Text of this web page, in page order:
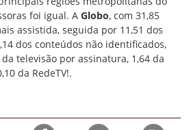
foi igual. A Globo, com 31,85
assistida, seguida por 11,51 dos
dos conteúdos não identificados,
da televisão por assinatura, 1,64 da
da RedeTV!.